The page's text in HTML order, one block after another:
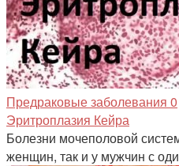
Предраковые заболевания 0
Эритроплазия Кейра
Болезни мочеполовой
женщин, так и у мужчин с